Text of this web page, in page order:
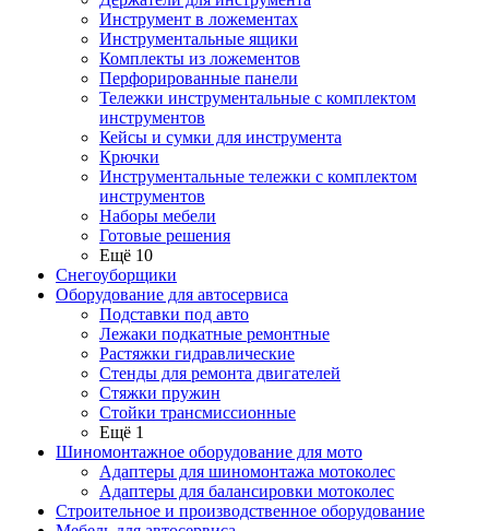
Инструмент в ложементах
Инструментальные ящики
Комплекты из ложементов
Перфорированные панели
Тележки инструментальные с комплектом
инструментов
Кейсы и сумки для инструмента
Крючки
Инструментальные тележки с комплектом
инструментов
Наборы мебели
Готовые решения
Ещё 10
Снегоуборщики
Оборудование для автосервиса
Подставки под авто
Лежаки подкатные ремонтные
Растяжки гидравлические
Стенды для ремонта двигателей
Стяжки пружин
Стойки трансмиссионные
Ещё 1
Шиномонтажное оборудование для мото
Адаптеры для шиномонтажа мотоколес
Адаптеры для балансировки мотоколес
Строительное и производственное оборудование